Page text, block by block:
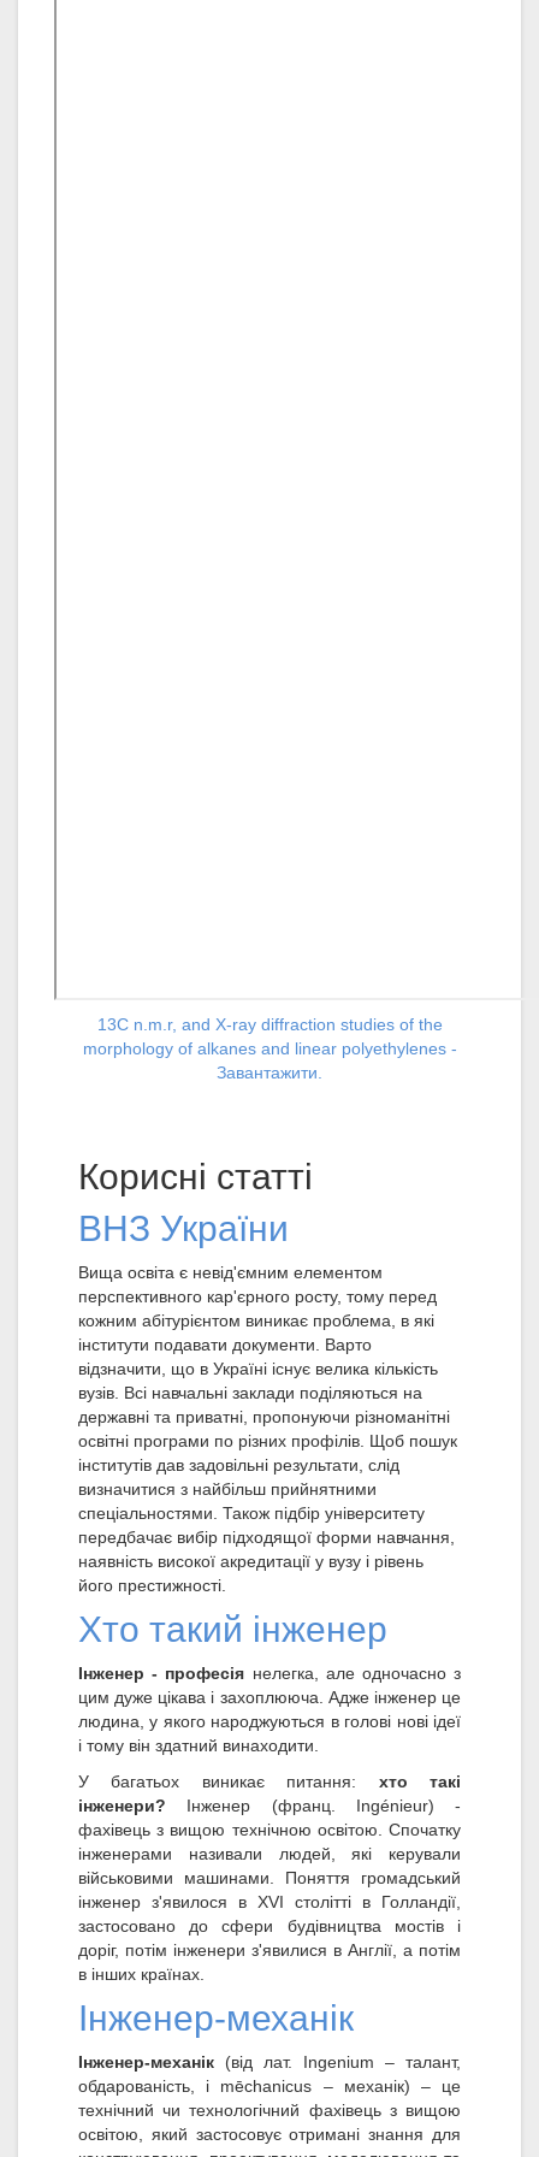
13C n.m.r, and X-ray diffraction studies of the
morphology of alkanes and linear polyethylenes -
Завантажити.
Корисні статті
ВНЗ України
Вища освіта є невід'ємним елементом
перспективного кар'єрного росту, тому перед
кожним абітурієнтом виникає проблема, в які
інститути подавати документи. Варто
відзначити, що в Україні існує велика кількість
вузів. Всі навчальні заклади поділяються на
державні та приватні, пропонуючи різноманітні
освітні програми по різних профілів. Щоб пошук
інститутів дав задовільні результати, слід
визначитися з найбільш прийнятними
спеціальностями. Також підбір університету
передбачає вибір підходящої форми навчання,
наявність високої акредитації у вузу і рівень
його престижності.
Хто такий інженер
Інженер - професія нелегка, але одночасно з
цим дуже цікава і захоплююча. Адже інженер це
людина, у якого народжуються в голові нові ідеї
і тому він здатний винаходити.
У багатьох виникає питання: хто такі
інженери? Інженер (франц. Ingénieur) -
фахівець з вищою технічною освітою. Спочатку
інженерами називали людей, які керували
військовими машинами. Поняття громадський
інженер з'явилося в XVI столітті в Голландії,
застосовано до сфери будівництва мостів і
доріг, потім інженери з'явилися в Англії, а потім
в інших країнах.
Інженер-механік
Інженер-механік (від лат. Ingenium – талант,
обдарованість, і mēchanicus – механік) – це
технічний чи технологічний фахівець з вищою
освітою, який застосовує отримані знання для